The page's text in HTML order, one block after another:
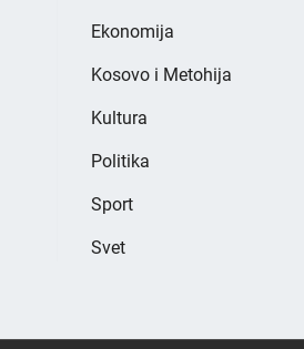
Ekonomija
Kosovo i Metohija
Kultura
Politika
Sport
Svet